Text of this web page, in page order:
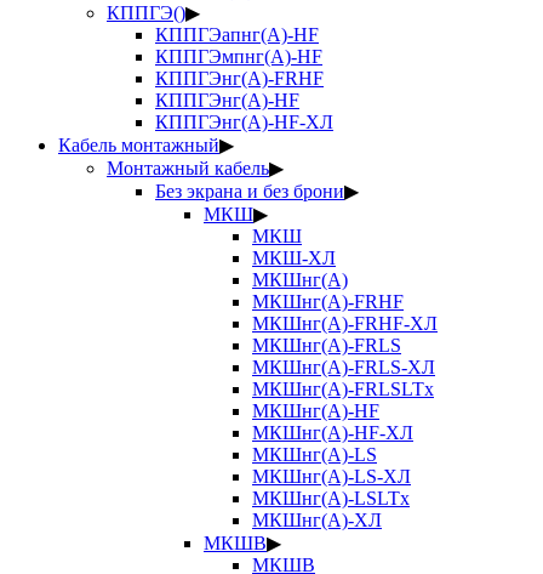
КППГЭ()▶
КППГЭапнг(А)-HF
КППГЭмпнг(А)-HF
КППГЭнг(А)-FRHF
КППГЭнг(А)-HF
КППГЭнг(А)-HF-ХЛ
Кабель монтажный▶
Монтажный кабель▶
Без экрана и без брони▶
МКШ▶
МКШ
МКШ-ХЛ
МКШнг(А)
МКШнг(А)-FRHF
МКШнг(А)-FRHF-ХЛ
МКШнг(А)-FRLS
МКШнг(А)-FRLS-ХЛ
МКШнг(А)-FRLSLTx
МКШнг(А)-HF
МКШнг(А)-HF-ХЛ
МКШнг(А)-LS
МКШнг(А)-LS-ХЛ
МКШнг(А)-LSLTx
МКШнг(А)-ХЛ
МКШВ▶
МКШВ